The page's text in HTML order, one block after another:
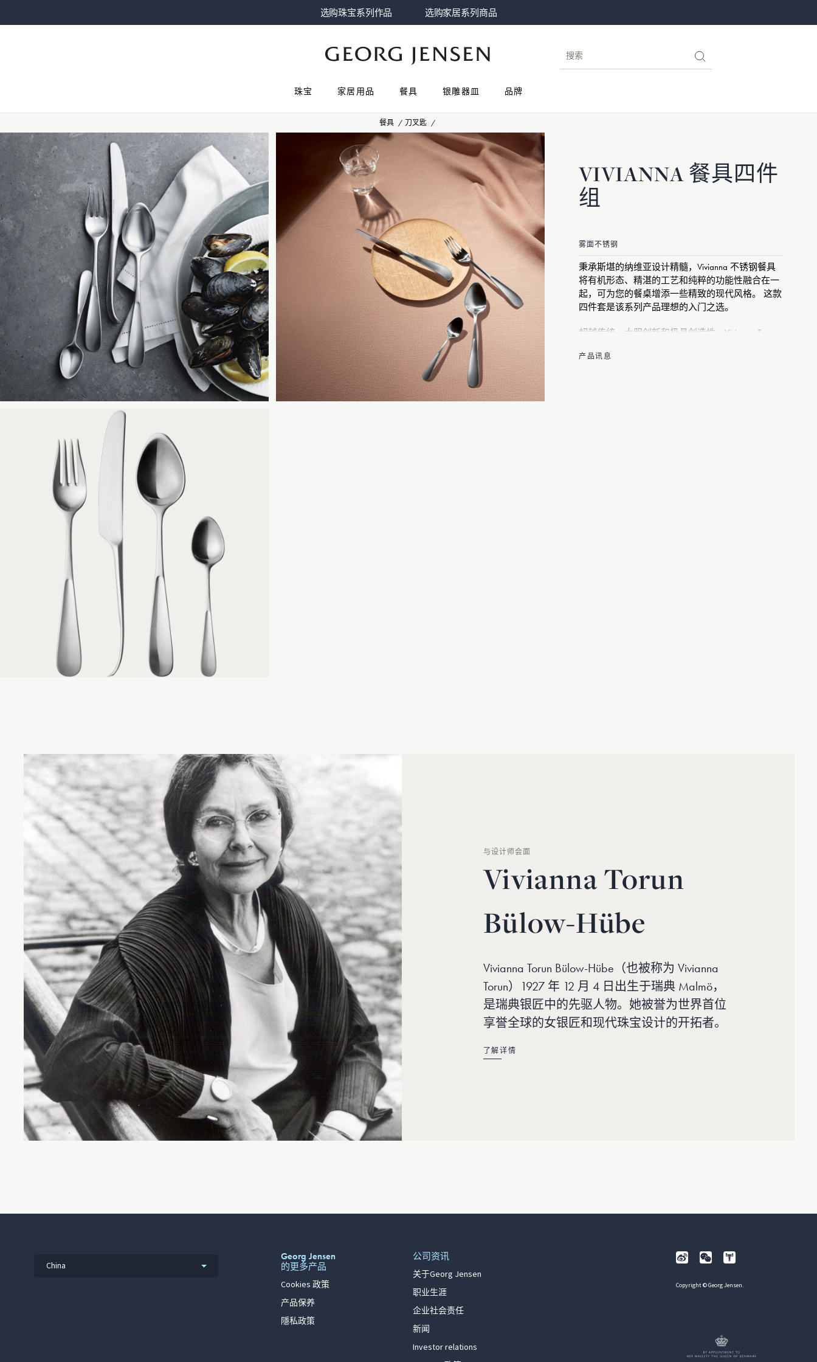
选购珠宝系列作品 选购家居系列商品
珠宝 家居用品 餐具 银雕器皿 品牌
餐具 刀叉匙
VIVIANNA 餐具四件
组
雾面不锈钢
秉承斯堪的纳维亚设计精髓，Vivianna 不锈钢餐具
将有机形态、精湛的工艺和纯粹的功能性融合在一
起，可为您的餐桌增添一些精致的现代风格。 这款
四件套是该系列产品理想的入门之选。
超越传统、大胆创新和极具创造性，Vivianna Torun
的标志性之作。 从珠宝、手表到餐具，她的作品已
产品讯息
与设计师会面
Vivianna Torun
Bülow-Hübe
Vivianna Torun Bülow-Hübe（也被称为 Vivianna
Torun）1927 年 12 月 4 日出生于瑞典 Malmö，
是瑞典银匠中的先驱人物。她被誉为世界首位
享誉全球的女银匠和现代珠宝设计的开拓者。
了解详情
China
Georg Jensen
的更多产品
Cookies 政策
产品保养
隱私政策
公司资讯
关于Georg Jensen
职业生涯
企业社会责任
新闻
Investor relations
Copyright © Georg Jensen.